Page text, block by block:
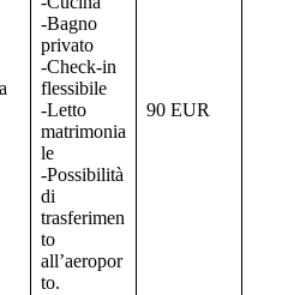
-Bagno
privato
-Check-in
flessibile
-Letto
matrimonia
le
-Possibilità
di
trasferimen
to
all’aeropor
to.
90 EUR